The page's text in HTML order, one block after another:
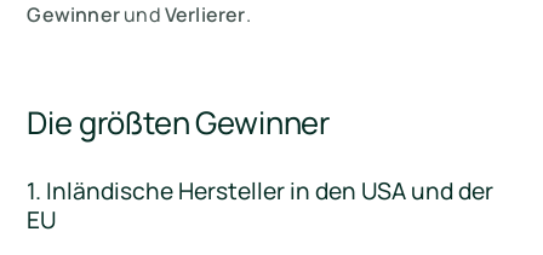
GewinnerundVerlierer.
Die größten Gewinner
1. Inländische Hersteller in den USA und der
EU